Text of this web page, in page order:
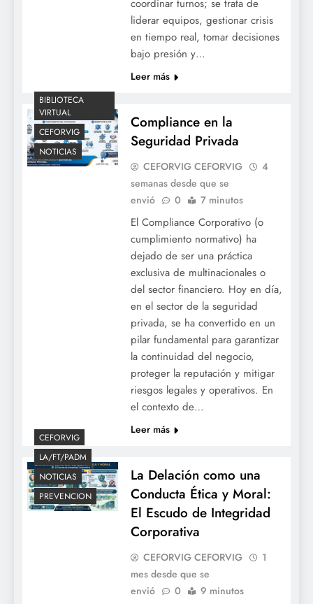
coordinar turnos; se trata de
liderar equipos, gestionar crisis
en tiempo real, tomar decisiones
bajo presión y…
Leer más
BIBLIOTECA
VIRTUAL
CEFORVIG
NOTICIAS
Compliance en la
Seguridad Privada
CEFORVIG CEFORVIG
4
semanas desde que se
envió
0 7 minutos
El Compliance Corporativo (o
cumplimiento normativo) ha
dejado de ser una práctica
exclusiva de multinacionales o
del sector financiero. Hoy en día,
en el sector de la seguridad
privada, se ha convertido en un
pilar fundamental para garantizar
la continuidad del negocio,
proteger la reputación y mitigar
riesgos legales y operativos. En
el contexto de…
Leer más
CEFORVIG
LA/FT/PADM
NOTICIAS
PREVENCION
La Delación como una
Conducta Ética y Moral:
El Escudo de Integridad
Corporativa
CEFORVIG CEFORVIG
1
mes desde que se
envió
0 9 minutos